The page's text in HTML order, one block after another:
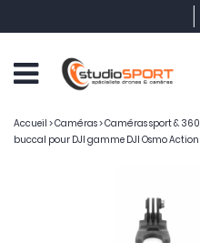
Accueil >Caméras>Caméras sport & 360
buccal pour DJI gamme DJI Osmo Action